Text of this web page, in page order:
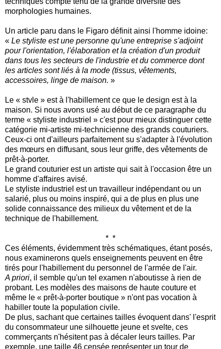
morphologies humaines.
Un article paru dans le Figaro définit ainsi l'homme idoine:
« Le styliste est une personne qu'une entreprise s'adjoint
pour l'orientation, l'élaboration et la création d'un produit
dans tous les secteurs de l'industrie et du commerce dont
les articles sont liés à la mode (tissus, vêtements,
accessoires, linge de maison. »
Le « stvle » est à l'habillement ce que le design est à la
maison. Si nous avons usé au début de ce paragraphe du
terme « styliste industriel » c'est pour mieux distinguer cette
catégorie mi-artiste mi-technicienne des grands couturiers.
Ceux-ci ont d'ailleurs parfaitement su s'adapter à l'évolution
des mœurs en diffusant, sous leur griffe, des vêtements de
prêt-à-porter.
Le grand couturier est un artiste qui sait à l'occasion être un
homme d'affaires avisé.
Le styliste industriel est un travailleur indépendant ou un
salarié, plus ou moins inspiré, qui a de plus en plus une
solide connaissance des milieux du vêtement et de la
technique de l'habillement.
* *
Ces éléments, évidemment très schématiques, étant posés,
nous examinerons quels enseignements peuvent en être
tirés pour l'habillement du personnel de l'armée de l'air.
A priori, il semble qu'un tel examen n'aboutisse à rien de
probant. Les modèles des maisons de haute couture et
même le « prêt-à-porter boutique » n'ont pas vocation à
habiller toute la population civile.
De plus, sachant que certaines tailles évoquent dans' l'esprit
du consommateur une silhouette jeune et svelte, ces
commerçants n'hésitent pas à décaler leurs tailles. Par
exemple, une taille 46 censée représenter un tour de